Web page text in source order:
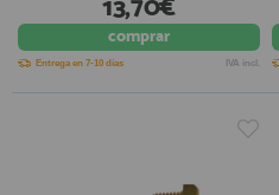
comprar
Entrega en 7-10 días IVA incl.